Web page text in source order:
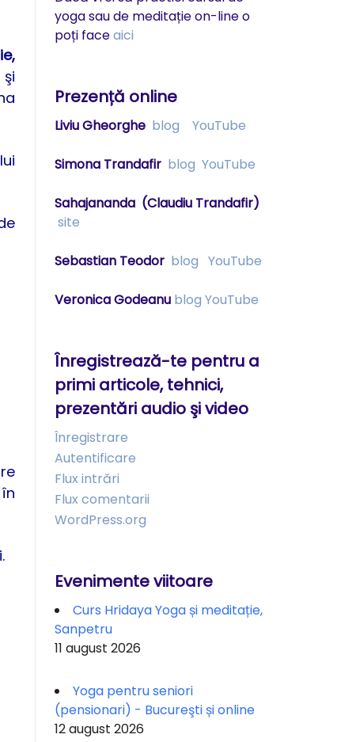
yoga sau de meditație on-line o
poți faceaici
Prezență online
Liviu Gheorghe blog YouTube
Simona Trandafir blog YouTube
Sahajananda (Claudiu Trandafir)
site
Sebastian Teodor blog YouTube
Veronica Godeanu blog YouTube
Înregistrează-te pentru a
primi articole, tehnici,
prezentări audio şi video
Înregistrare
Autentificare
Flux intrări
Flux comentarii
WordPress.org
Evenimente viitoare
Curs Hridaya Yoga și meditație,
Sanpetru
11 august 2026
Yoga pentru seniori
(pensionari) - Bucureşti și online
12 august 2026